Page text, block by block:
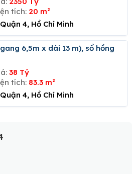
tích: 20 m²
4, Hồ Chí Minh
38 Tỷ
tích: 83.3 m²
4, Hồ Chí Minh